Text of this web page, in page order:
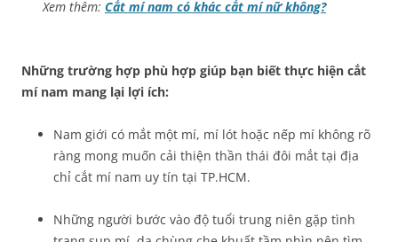
Xem thêm: Cắt mí nam có khác cắt mí nữ không?
Những trường hợp phù hợp giúp bạn biết thực hiện cắt
mí nam mang lại lợi ích:
Nam giới có mắt một mí, mí lót hoặc nếp mí không rõ
ràng mong muốn cải thiện thần thái đôi mắt tại địa
chỉ cắt mí nam uy tín tại TP.HCM.
Những người bước vào độ tuổi trung niên gặp tình